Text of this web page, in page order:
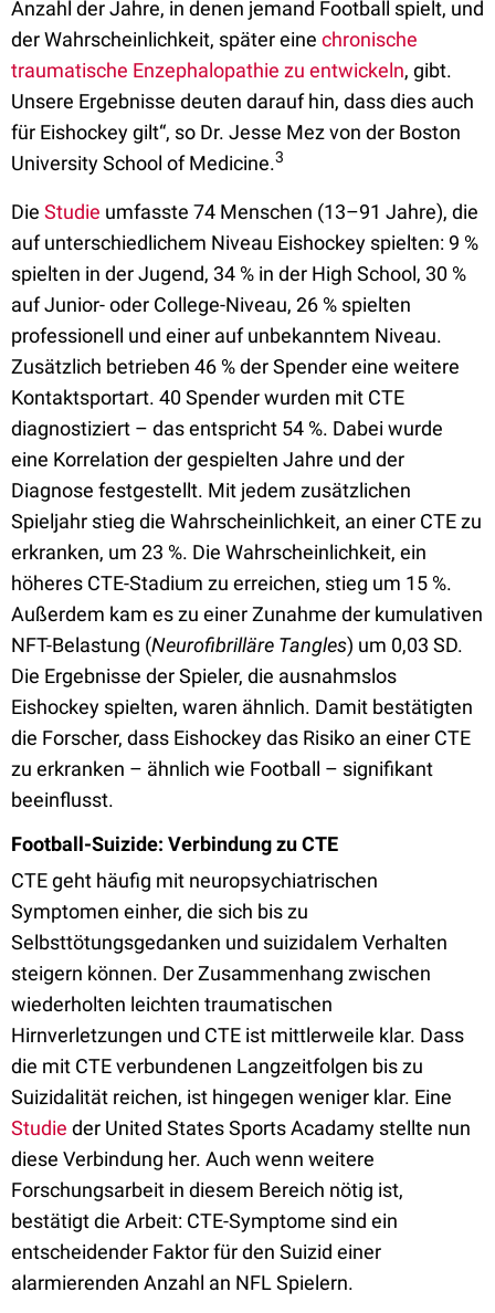
Anzahl der Jahre, in denen jemand Football spielt, und
der Wahrscheinlichkeit, später eine chronische
traumatische Enzephalopathie zu entwickeln, gibt.
Unsere Ergebnisse deuten darauf hin, dass dies auch
für Eishockey gilt“, so Dr. Jesse Mez von der Boston
University School of Medicine.3
Die Studie umfasste 74 Menschen (13–91 Jahre), die
auf unterschiedlichem Niveau Eishockey spielten: 9 %
spielten in der Jugend, 34 % in der High School, 30 %
auf Junior- oder College-Niveau, 26 % spielten
professionell und einer auf unbekanntem Niveau.
Zusätzlich betrieben 46 % der Spender eine weitere
Kontaktsportart. 40 Spender wurden mit CTE
diagnostiziert – das entspricht 54 %. Dabei wurde
eine Korrelation der gespielten Jahre und der
Diagnose festgestellt. Mit jedem zusätzlichen
Spieljahr stieg die Wahrscheinlichkeit, an einer CTE zu
erkranken, um 23 %. Die Wahrscheinlichkeit, ein
höheres CTE-Stadium zu erreichen, stieg um 15 %.
Außerdem kam es zu einer Zunahme der kumulativen
NFT-Belastung (Neurofibrilläre Tangles) um 0,03 SD.
Die Ergebnisse der Spieler, die ausnahmslos
Eishockey spielten, waren ähnlich. Damit bestätigten
die Forscher, dass Eishockey das Risiko an einer CTE
zu erkranken – ähnlich wie Football – signifikant
beeinflusst.
Football-Suizide: Verbindung zu CTE
CTE geht häufig mit neuropsychiatrischen
Symptomen einher, die sich bis zu
Selbsttötungsgedanken und suizidalem Verhalten
steigern können. Der Zusammenhang zwischen
wiederholten leichten traumatischen
Hirnverletzungen und CTE ist mittlerweile klar. Dass
die mit CTE verbundenen Langzeitfolgen bis zu
Suizidalität reichen, ist hingegen weniger klar. Eine
Studie der United States Sports Acadamy stellte nun
diese Verbindung her. Auch wenn weitere
Forschungsarbeit in diesem Bereich nötig ist,
bestätigt die Arbeit: CTE-Symptome sind ein
entscheidender Faktor für den Suizid einer
alarmierenden Anzahl an NFL Spielern.